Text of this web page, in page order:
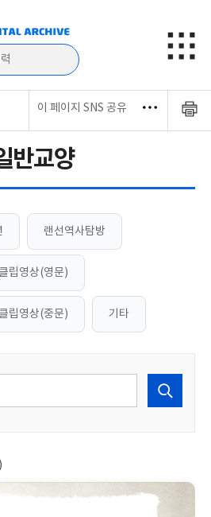
이 페이지 SNS 공유
반교양
랜선역사탐방
립영상(영문)
립영상(중문) 기타